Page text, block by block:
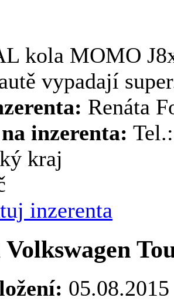
kola MOMO
vypadají
Renáta
inzerenta:
kraj
inzerenta